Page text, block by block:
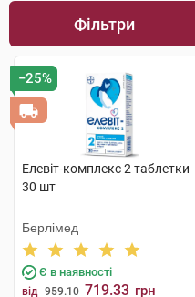
Фільтри
−25%
Елевіт-комплекс 2 таблетки
30 шт
Берлімед
Є в наявності
від 959.10 719.33 грн